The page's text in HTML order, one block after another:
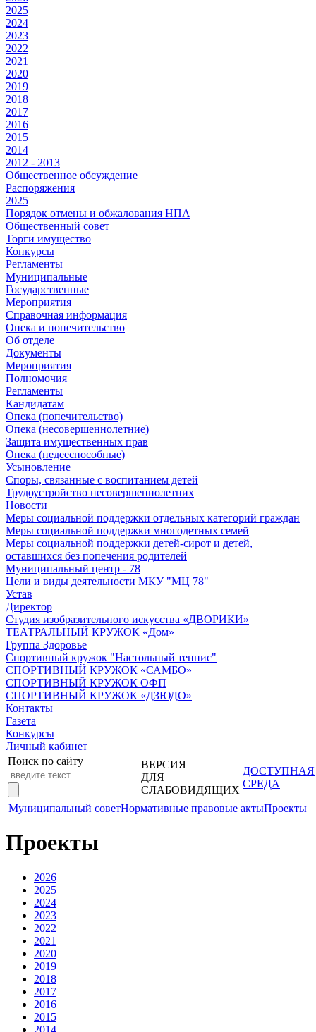
2025
2024
2023
2022
2021
2020
2019
2018
2017
2016
2015
2014
2012 - 2013
Общественное обсуждение
Распоряжения
2025
Порядок отмены и обжалования НПА
Общественный совет
Торги имущество
Конкурсы
Регламенты
Муниципальные
Государственные
Мероприятия
Справочная информация
Опека и попечительство
Об отделе
Документы
Мероприятия
Полномочия
Регламенты
Кандидатам
Опека (попечительство)
Опека (несовершеннолетние)
Защита имущественных прав
Опека (недееспособные)
Усыновление
Споры, связанные с воспитанием детей
Трудоустройство несовершеннолетних
Новости
Меры социальной поддержки отдельных категорий граждан
Меры социальной поддержки многодетных семей
Меры социальной поддержки детей-сирот и детей,
оставшихся без попечения родителей
Муниципальный центр - 78
Цели и виды деятельности МКУ "МЦ 78"
Устав
Директор
Студия изобразительного искусства «ДВОРИКИ»
ТЕАТРАЛЬНЫЙ КРУЖОК «Дом»
Группа Здоровье
Спортивный кружок "Настольный теннис"
СПОРТИВНЫЙ КРУЖОК «САМБО»
СПОРТИВНЫЙ КРУЖОК ОФП
СПОРТИВНЫЙ КРУЖОК «ДЗЮДО»
Контакты
Газета
Конкурсы
Личный кабинет
Поиск по сайту
ВЕРСИЯ
ДЛЯ
СЛАБОВИДЯЩИХ
ДОСТУПНАЯ
СРЕДА
Муниципальный советНормативные правовые актыПроекты
Проекты
2026
2025
2024
2023
2022
2021
2020
2019
2018
2017
2016
2015
2014